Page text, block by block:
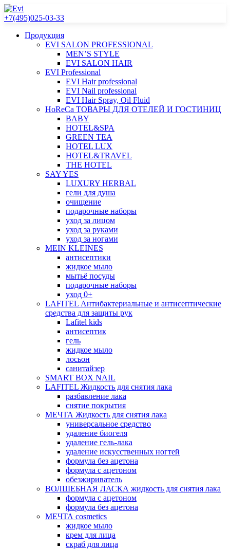
+7(495)025-03-33
Продукция
EVI SALON PROFESSIONAL
MEN’S STYLE
EVI SALON HAIR
EVI Professional
EVI Hair professional
EVI Nail professional
EVI Hair Spray, Oil Fluid
HoReCa ТОВАРЫ ДЛЯ ОТЕЛЕЙ И ГОСТИНИЦ
BABY
HOTEL&SPA
GREEN TEA
HOTEL LUX
HOTEL&TRAVEL
THE HOTEL
SAY YES
LUXURY HERBAL
гели для душа
очищение
подарочные наборы
уход за лицом
уход за руками
уход за ногами
MEIN KLEINES
антисептики
жидкое мыло
мытьё посуды
подарочные наборы
уход 0+
LAFITEL Антибактериальные и антисептические
средства для защиты рук
Lafitel kids
антисептик
гель
жидкое мыло
лосьон
санитайзер
SMART BOX NAIL
LAFITEL Жидкость для снятия лака
разбавление лака
снятие покрытия
МЕЧТА Жидкость для снятия лака
универсальное средство
удаление биогеля
удаление гель-лака
удаление искусственных ногтей
формула без ацетона
формула с ацетоном
обезжириватель
ВОЛШЕБНАЯ ЛАСКА жидкость для снятия лака
формула с ацетоном
формула без ацетона
МЕЧТА cosmetics
жидкое мыло
крем для лица
скраб для лица